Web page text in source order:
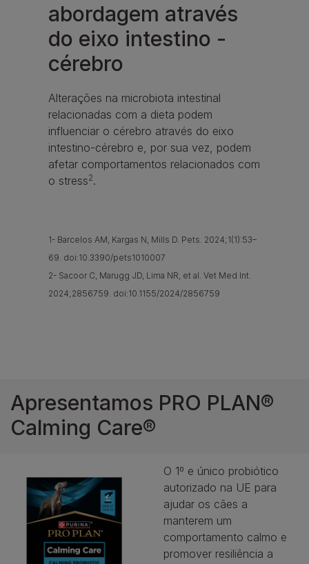
abordagem através
do eixo intestino -
cérebro
Alterações na microbiota intestinal
relacionadas com a dieta podem
influenciar o cérebro através do eixo
intestino‑cérebro e, por sua vez, podem
afetar comportamentos relacionados com
o stress2.
1- Barcelos AM, Kargas N, Mills D. Pets. 2024;1(1):53–
69. doi:10.3390/pets1010007
2- Sacoor C, Marugg JD, Lima NR, et al. Vet Med Int.
2024;2856759. doi:10.1155/2024/2856759
Apresentamos PRO PLAN®
Calming Care®
O 1º e único probiótico
autorizado na UE para
ajudar os cães a
manterem um
comportamento calmo e
promover resiliência a